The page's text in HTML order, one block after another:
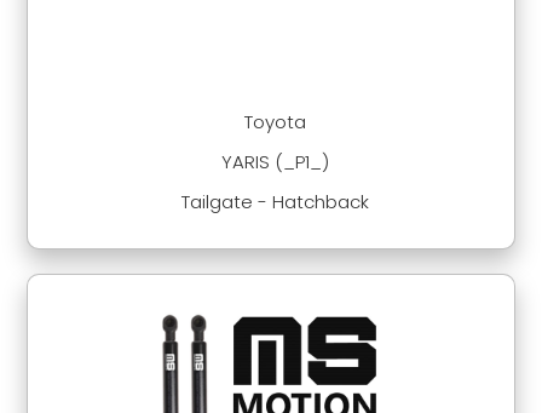
Toyota
YARIS (_P1_)
Tailgate - Hatchback